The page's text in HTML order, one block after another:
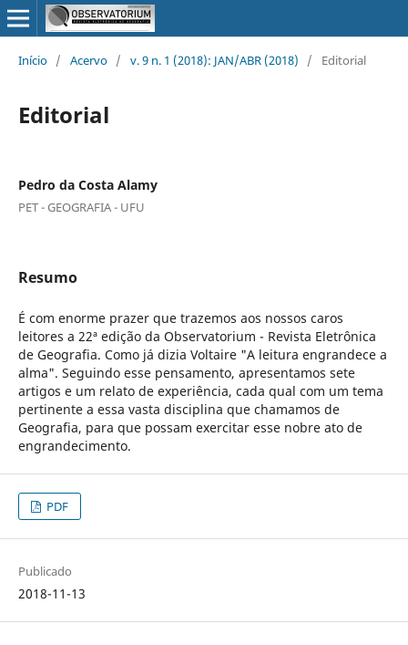
Início / Acervo / v. 9 n. 1 (2018): JAN/ABR (2018) / Editorial
Editorial
Pedro da Costa Alamy
PET - GEOGRAFIA - UFU
Resumo
É com enorme prazer que trazemos aos nossos caros
leitores a 22ª edição da Observatorium - Revista Eletrônica
de Geografia. Como já dizia Voltaire "A leitura engrandece a
alma". Seguindo esse pensamento, apresentamos sete
artigos e um relato de experiência, cada qual com um tema
pertinente a essa vasta disciplina que chamamos de
Geografia, para que possam exercitar esse nobre ato de
engrandecimento.
PDF
Publicado
2018-11-13